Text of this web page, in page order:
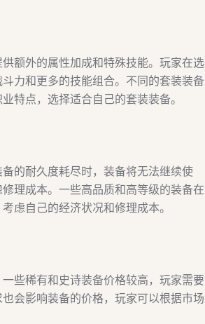
额外的属性加成和特殊技能。玩家在选
力和更多的技能组合。不同的套装装备
特点，选择适合自己的套装装备。
的耐久度耗尽时，装备将无法继续使
理成本。一些高品质和高等级的装备在
虑自己的经济状况和修理成本。
些稀有和史诗装备价格较高，玩家需要
会影响装备的价格，玩家可以根据市场